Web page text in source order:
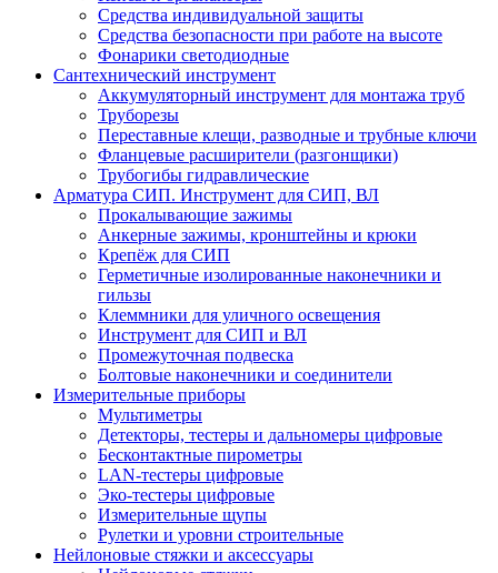
Средства индивидуальной защиты
Средства безопасности при работе на высоте
Фонарики светодиодные
Сантехнический инструмент
Аккумуляторный инструмент для монтажа труб
Труборезы
Переставные клещи, разводные и трубные ключи
Фланцевые расширители (разгонщики)
Трубогибы гидравлические
Арматура СИП. Инструмент для СИП, ВЛ
Прокалывающие зажимы
Анкерные зажимы, кронштейны и крюки
Крепёж для СИП
Герметичные изолированные наконечники и
гильзы
Клеммники для уличного освещения
Инструмент для СИП и ВЛ
Промежуточная подвеска
Болтовые наконечники и соединители
Измерительные приборы
Мультиметры
Детекторы, тестеры и дальномеры цифровые
Бесконтактные пирометры
LAN-тестеры цифровые
Эко-тестеры цифровые
Измерительные щупы
Рулетки и уровни строительные
Нейлоновые стяжки и аксессуары